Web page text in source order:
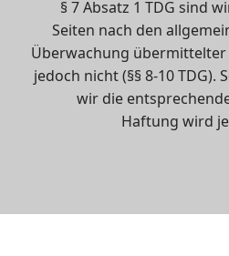
§ 7 Absatz 1 TDG sind
Seiten nach den
Überwachung
jedoch nicht (§§ 8-10
wir die
Haftung wird